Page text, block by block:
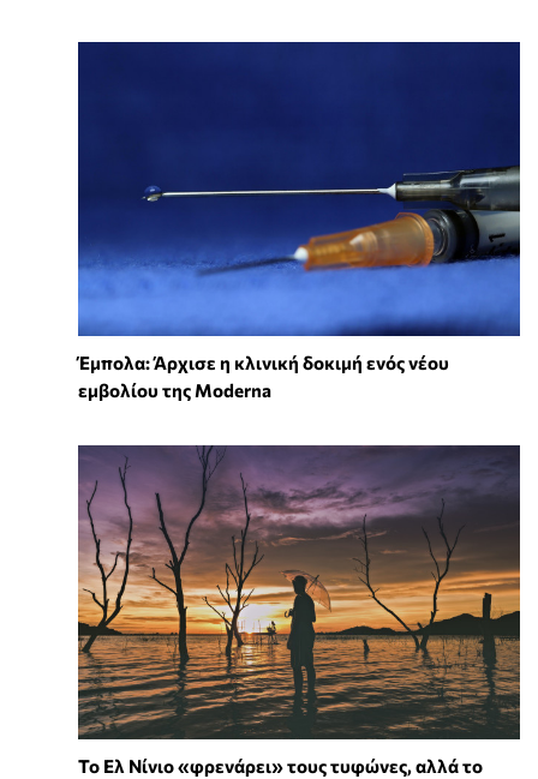
Έμπολα: Άρχισε η κλινική δοκιμή ενός νέου
εμβολίου της Moderna
Το Ελ Νίνιο «φρενάρει» τους τυφώνες, αλλά το